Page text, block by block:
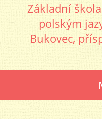
Základní
polským
Bukovec,